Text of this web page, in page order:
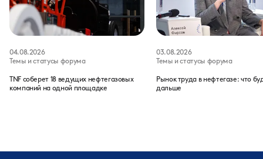
04.08.2026
Темы и статусы форума
TNF соберет 18 ведущих нефтегазовых
компаний на одной площадке
03.08.2026
Темы и статусы форума
Рынок труда в нефтегазе: что
дальше